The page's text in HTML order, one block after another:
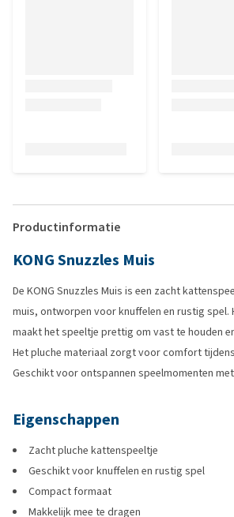
Productinformatie
KONG Snuzzles Muis
De KONG Snuzzles Muis is een zacht
muis, ontworpen voor knuffelen en rustig
maakt het speeltje prettig om vast te houden
Het pluche materiaal zorgt voor comfort
Geschikt voor ontspannen speelmomenten
Eigenschappen
Zacht pluche kattenspeeltje
Geschikt voor knuffelen en rustig spel
Compact formaat
Makkelijk mee te dragen